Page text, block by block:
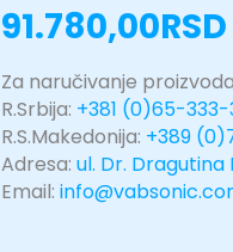
91.780,00RSD
Za naručivanje
R.Srbija: +381 (0)65-
R.S.Makedonija: +389
Adresa: ul. Dr. Dragutina
Email: